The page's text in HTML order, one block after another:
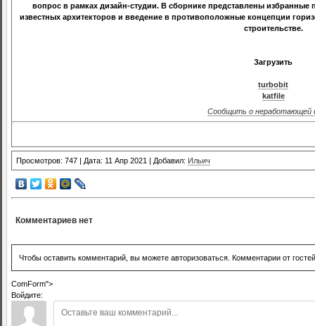
вопрос в рамках дизайн-студии. В сборнике представлены избранные
известных архитекторов и введение в противоположные концепции
строительстве.
Загрузить
turbobit
katfile
Сообщить о неработающей
Просмотров: 747 | Дата: 11 Апр 2021 | Добавил: Ильич
Комментариев нет
Чтобы оставить комментарий, вы можете авторизоваться. Комментарии от
ComForm">
Войдите: